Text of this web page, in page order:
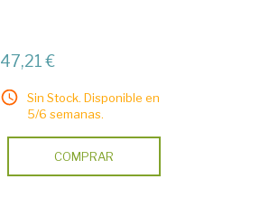
47,21 €
Sin Stock. Disponible en
5/6 semanas.
COMPRAR